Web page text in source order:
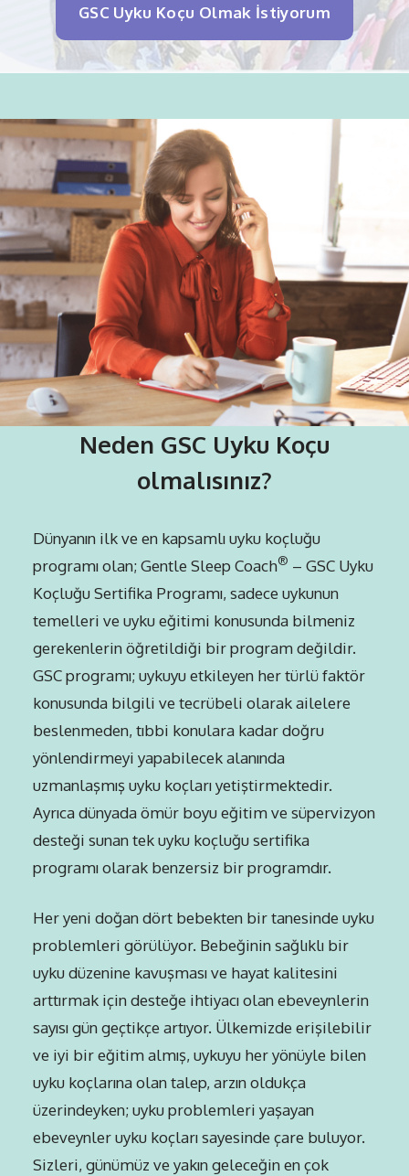
GSC Uyku Koçu Olmak İstiyorum
Neden GSC Uyku Koçu
olmalısınız?
Dünyanın ilk ve en kapsamlı uyku koçluğu
programı olan; Gentle Sleep Coach® – GSC Uyku
Koçluğu Sertifika Programı, sadece uykunun
temelleri ve uyku eğitimi konusunda bilmeniz
gerekenlerin öğretildiği bir program değildir.
GSC programı; uykuyu etkileyen her türlü faktör
konusunda bilgili ve tecrübeli olarak ailelere
beslenmeden, tıbbi konulara kadar doğru
yönlendirmeyi yapabilecek alanında
uzmanlaşmış uyku koçları yetiştirmektedir.
Ayrıca dünyada ömür boyu eğitim ve süpervizyon
desteği sunan tek uyku koçluğu sertifika
programı olarak benzersiz bir programdır.
Her yeni doğan dört bebekten bir tanesinde uyku
problemleri görülüyor. Bebeğinin sağlıklı bir
uyku düzenine kavuşması ve hayat kalitesini
arttırmak için desteğe ihtiyacı olan ebeveynlerin
sayısı gün geçtikçe artıyor. Ülkemizde erişilebilir
ve iyi bir eğitim almış, uykuyu her yönüyle bilen
uyku koçlarına olan talep, arzın oldukça
üzerindeyken; uyku problemleri yaşayan
ebeveynler uyku koçları sayesinde çare buluyor.
Sizleri, günümüz ve yakın geleceğin en çok